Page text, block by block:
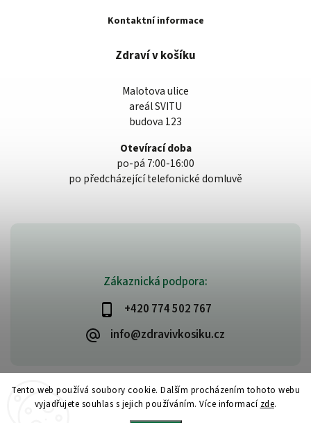
Tento web používá soubory cookie. Dalším procházením tohoto webu
vyjadřujete souhlas s jejich používáním. Více informací zde.
Zákaznická podpora:
+420 774 502 767
info@zdravivkosiku.cz
Kontaktní informace
Zdraví v košíku
Malotova ulice
areál SVITU
budova 123
Otevírací doba
po-pá 7:00-16:00
po předcházející telefonické domluvě